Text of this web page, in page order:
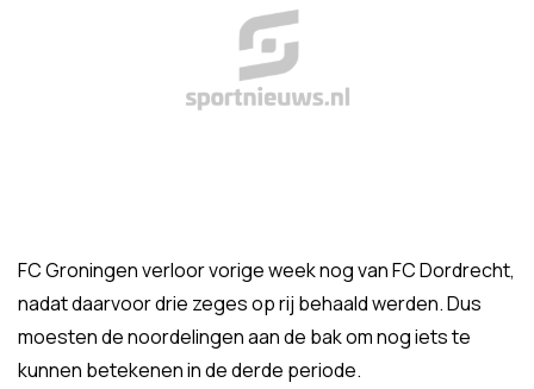
FC Groningen verloor vorige week nog van FC Dordrecht,
nadat daarvoor drie zeges op rij behaald werden. Dus
moesten de noordelingen aan de bak om nog iets te
kunnen betekenen in de derde periode.